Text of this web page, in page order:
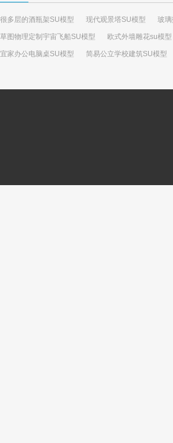
很多层的酒瓶架SU模型 现代观景塔SU模型 玻
草图物理定制宇宙飞船SU模型 欧式外墙雕花su模型
宜家办公电脑桌SU模型 简易公立学校建筑SU模型